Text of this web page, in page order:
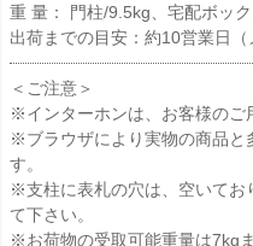
重 量： 門柱/9.5kg、宅配ボッ
出荷までの目安：約10営業日（
＜ご注意＞
※インターホンは、お客様のご
※ブラウザにより実物の商品と
す。
※支柱に表札の穴は、空いてお
て下さい。
※お荷物の受取可能重量は7kgま